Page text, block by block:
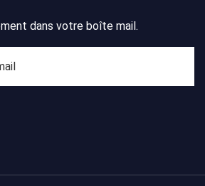
dans votre boîte mail.